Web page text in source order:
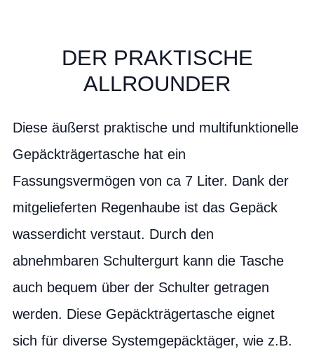
DER PRAKTISCHE
ALLROUNDER
Diese äußerst praktische und multifunktionelle
Gepäckträgertasche hat ein
Fassungsvermögen von ca 7 Liter. Dank der
mitgelieferten Regenhaube ist das Gepäck
wasserdicht verstaut. Durch den
abnehmbaren Schultergurt kann die Tasche
auch bequem über der Schulter getragen
werden. Diese Gepäckträgertasche eignet
sich für diverse Systemgepäcktäger, wie z.B.